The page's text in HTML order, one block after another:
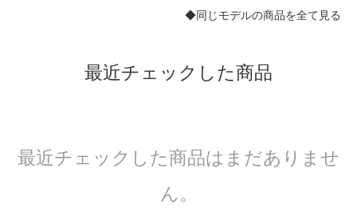
◆同じモデルの商品を全て見る
最近チェックした商品
最近チェックした商品はまだありませ
ん。